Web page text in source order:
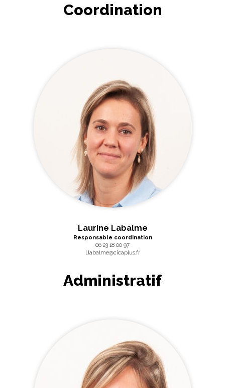
Coordination
Laurine Labalme
Responsable coordination
06 23 18 00 97
l.labalme@cicaplus.fr
Administratif